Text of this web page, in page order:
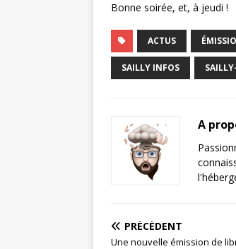
Bonne soirée, et, à jeudi !
ACTUS
SAILLY INFOS
A
PRÉCÉDENT
Une nouvelle émission de